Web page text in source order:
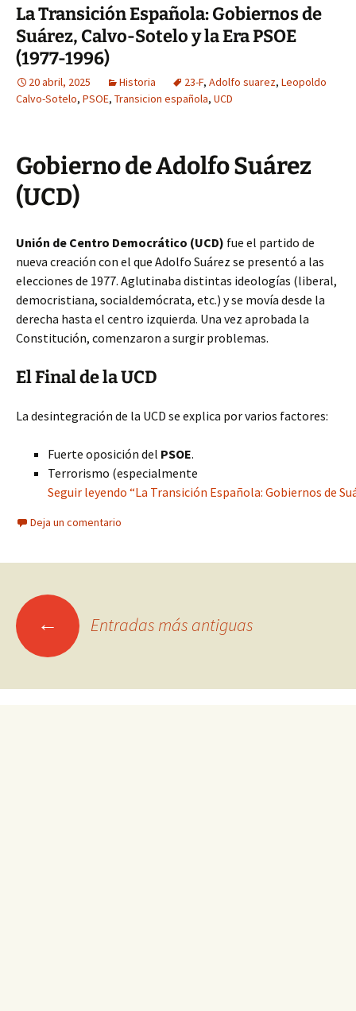
La Transición Española: Gobiernos de
Suárez, Calvo-Sotelo y la Era PSOE
(1977-1996)
20 abril, 2025 Historia 23-F, Adolfo suarez, Leopoldo
Calvo-Sotelo, PSOE, Transicion española, UCD
Gobierno de Adolfo Suárez
(UCD)
Unión de Centro Democrático (UCD) fue el partido de
nueva creación con el que Adolfo Suárez se presentó a las
elecciones de 1977. Aglutinaba distintas ideologías (liberal,
democristiana, socialdemócrata, etc.) y se movía desde la
derecha hasta el centro izquierda. Una vez aprobada la
Constitución, comenzaron a surgir problemas.
El Final de la UCD
La desintegración de la UCD se explica por varios factores:
Fuerte oposición del PSOE.
Terrorismo (especialmente
Seguir leyendo “La Transición Española: Gobiernos de
Deja un comentario
Ir ← Entradas más antiguas